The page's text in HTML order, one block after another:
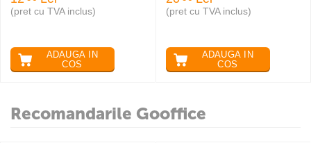
(pret cu TVA inclus)
ADAUGA IN
COS
(pret cu TVA inclus)
ADAUGA IN
COS
Recomandarile Gooffice